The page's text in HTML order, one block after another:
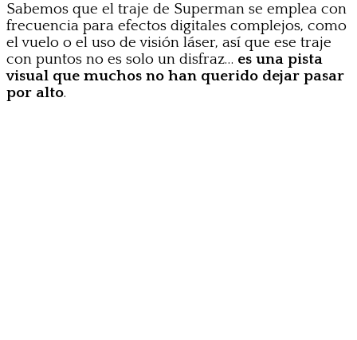
Sabemos que el traje de Superman se emplea con
frecuencia para efectos digitales complejos, como
el vuelo o el uso de visión láser, así que ese traje
con puntos no es solo un disfraz… es una pista
visual que muchos no han querido dejar pasar
por alto.